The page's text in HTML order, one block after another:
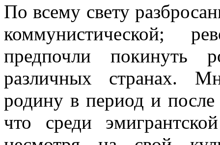
По всему свету
коммунистической;
предпочли покинуть
различных странах.
родину в период и
что среди